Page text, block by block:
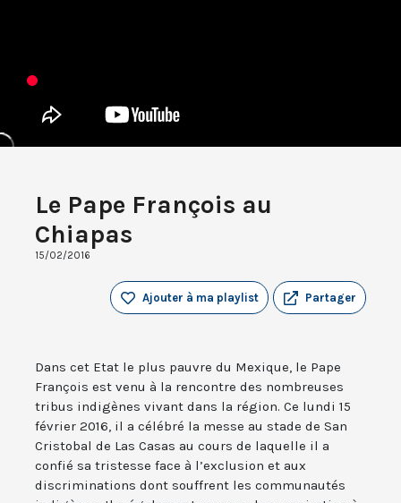
Le Pape François au
Chiapas
15/02/2016
Partager
Ajouter à ma playlist
Dans cet Etat le plus pauvre du Mexique, le Pape
François est venu à la rencontre des nombreuses
tribus indigènes vivant dans la région. Ce lundi 15
février 2016, il a célébré la messe au stade de San
Cristobal de Las Casas au cours de laquelle il a
confié sa tristesse face à l’exclusion et aux
discriminations dont souffrent les communautés